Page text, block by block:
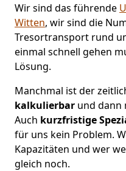
Wir sind das führende
Witten, wir sind die
Tresortransport rund
einmal schnell gehen
Lösung.
Manchmal ist der
kalkulierbar und dann
Auch kurzfristige
für uns kein Problem.
Kapazitäten und wer
gleich noch.